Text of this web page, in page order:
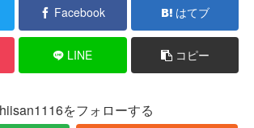
Facebook はてブ
LINE コピー
をフォローする